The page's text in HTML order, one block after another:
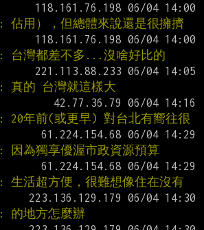
: 佔用），但總體來說還是很擁擠
: 台灣都差不多...沒啥好比的
: 真的 台灣就這樣大
: 20年前(或更早) 對台北有嚮往很
: 因為獨享優渥市政資源預算
: 生活超方便，很難想像住在沒有
: 的地方怎麼辦